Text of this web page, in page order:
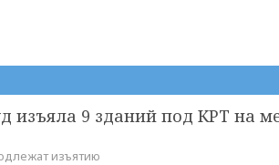
изъяла 9 зданий под КРТ на
изъятию